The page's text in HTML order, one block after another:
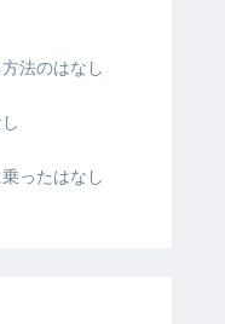
法のはなし
ったはなし